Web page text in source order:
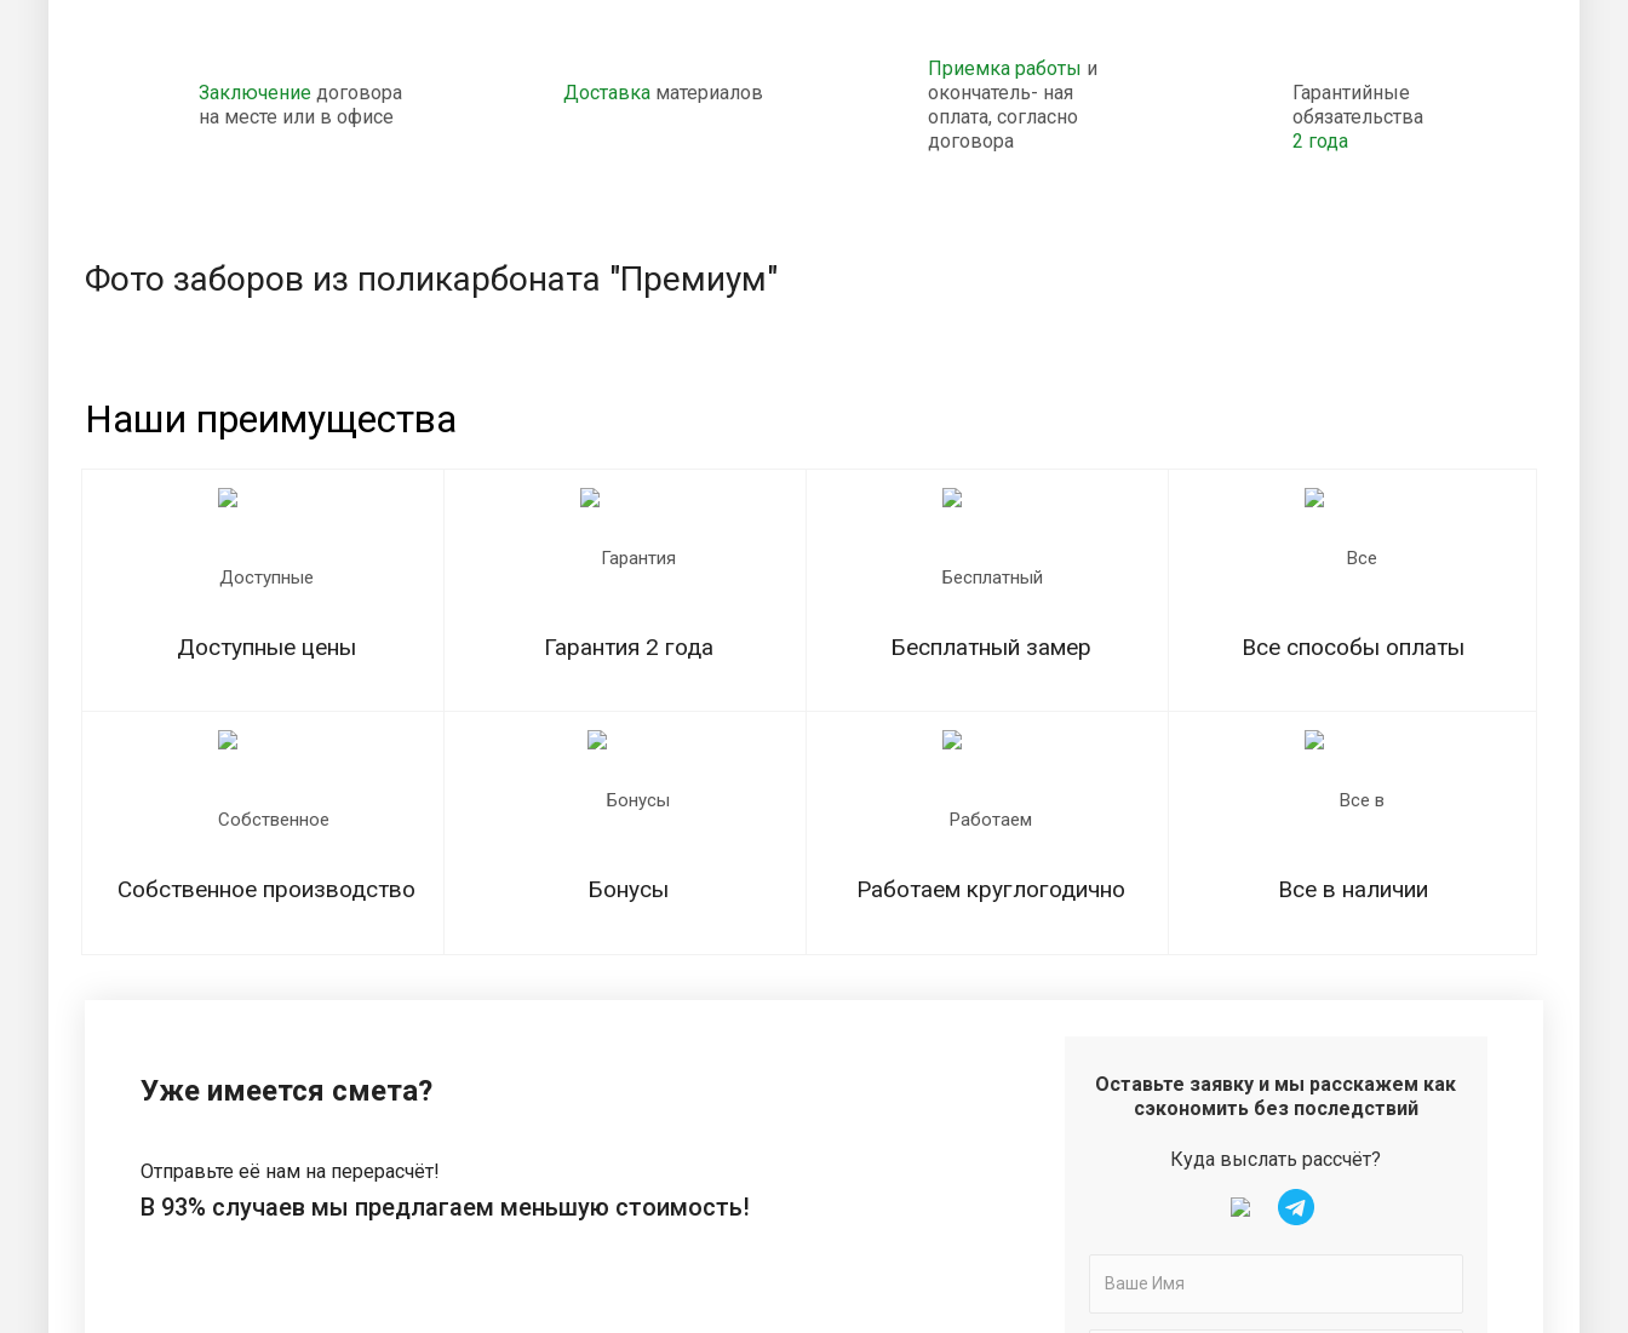
Заключение договора
на месте или в офисе
Доставка материалов
Приемка работы и
окончатель- ная
оплата, согласно
договора
Гарантийные
обязательства
2 года
Фото заборов из поликарбоната "Премиум"
Наши преимущества
Доступные цены Гарантия 2 года Бесплатный замер Все способы оплаты
Собственное производство Бонусы Работаем круглогодично Все в наличии
Уже имеется смета?
Отправьте её нам на перерасчёт!
В 93% случаев мы предлагаем меньшую стоимость!
Оставьте заявку и мы расскажем как
сэкономить без последствий
Куда выслать рассчёт?